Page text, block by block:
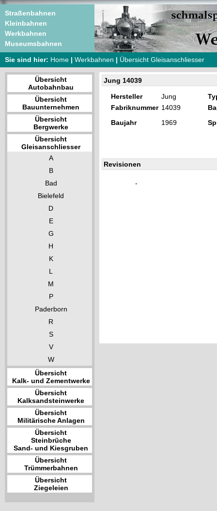
Straßenbahnen
Kleinbahnen
Werkbahnen
Museumsbahnen
Sie sind hier: Home | Werkbahnen | Übersicht Gleisanschliesser
Übersicht
Autobahnbau
Übersicht
Bauunternehmen
Übersicht
Bergwerke
Übersicht
Gleisanschliesser
A
B
Bad
Bielefeld
D
E
G
H
K
L
M
P
Paderborn
R
S
V
W
Übersicht
Kalk- und Zementwerke
Übersicht
Kalksandsteinwerke
Übersicht
Militärische Anlagen
Übersicht
Steinbrüche
Sand- und Kiesgruben
Übersicht
Trümmerbahnen
Übersicht
Ziegeleien
Jung 14039
Hersteller Jung
Fabriknummer 14039
Baujahr
1969
Revisionen
-